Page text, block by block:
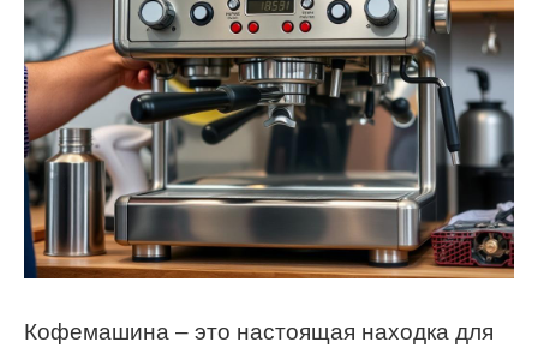
Кофемашина – это настоящая находка для